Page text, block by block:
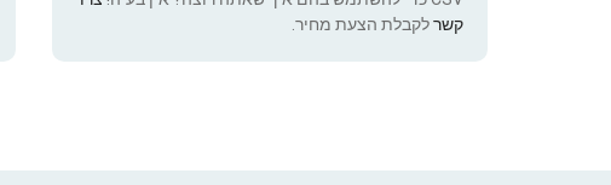
קשרלקבלת הצעת מחיר.